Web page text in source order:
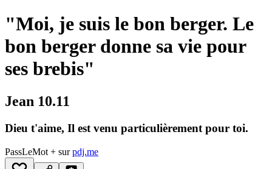
"Moi, je suis le bon berger. Le
bon berger donne sa vie pour
ses brebis"
Jean 10.11
Dieu t'aime, Il est venu particulièrement pour toi.
PassLeMot + surpdj.me